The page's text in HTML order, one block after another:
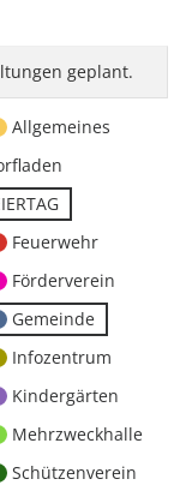
geplant.
Allgemeines
Feuerwehr
Förderverein
Gemeinde
Infozentrum
Kindergärten
Mehrzweckhalle
Schützenverein